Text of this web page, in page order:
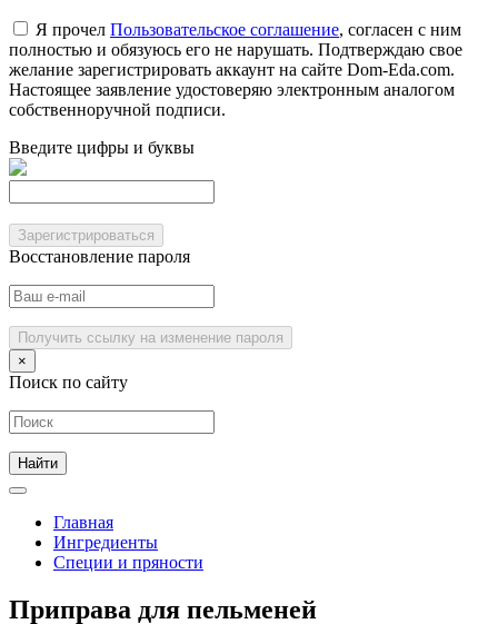
Я прочел Пользовательское соглашение, согласен с ним
полностью и обязуюсь его не нарушать. Подтверждаю свое
желание зарегистрировать аккаунт на сайте Dom-Eda.com.
Настоящее заявление удостоверяю электронным аналогом
собственноручной подписи.
Введите цифры и буквы
Зарегистрироваться
Восстановление пароля
Получить ссылку на изменение пароля
×
Поиск по сайту
Главная
Ингредиенты
Специи и пряности
Приправа для пельменей